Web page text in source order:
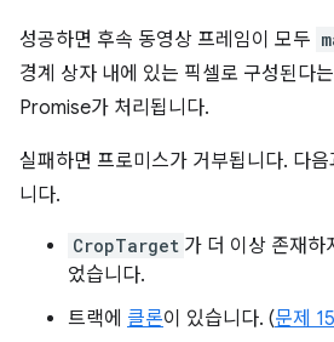
성공하면 후속 동영상 프레임이 모두
경계 상자 내에 있는 픽셀로 구성된다
Promise가 처리됩니다.
실패하면 프로미스가 거부됩니다. 다
니다.
CropTarget 가 더 이상 존재하
었습니다.
트랙에 클론이 있습니다. (문제